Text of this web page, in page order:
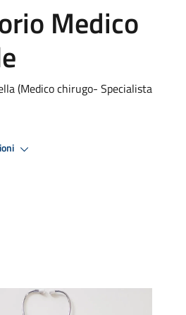
Medico
(Medico chirugo- Specialista